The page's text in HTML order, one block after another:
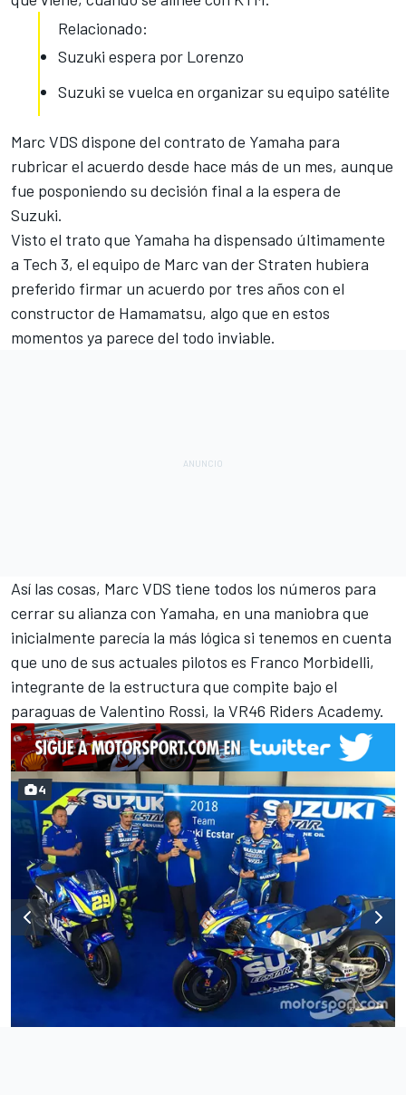
Relacionado:
Suzuki espera por Lorenzo
Suzuki se vuelca en organizar su equipo satélite
Marc VDS dispone del contrato de Yamaha para
rubricar el acuerdo desde hace más de un mes, aunque
fue posponiendo su decisión final a la espera de
Suzuki.
Visto el trato que Yamaha ha dispensado últimamente
a Tech 3, el equipo de Marc van der Straten hubiera
preferido firmar un acuerdo por tres años con el
constructor de Hamamatsu, algo que en estos
momentos ya parece del todo inviable.
Así las cosas, Marc VDS tiene todos los números para
cerrar su alianza con Yamaha, en una maniobra que
inicialmente parecía la más lógica si tenemos en cuenta
que uno de sus actuales pilotos es Franco Morbidelli,
integrante de la estructura que compite bajo el
paraguas de Valentino Rossi, la VR46 Riders Academy.
4